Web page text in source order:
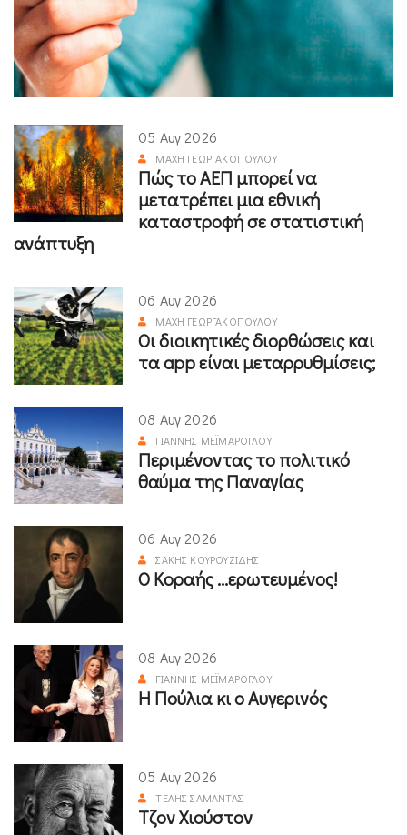
05 Αυγ 2026
ΜΆΧΗ ΓΕΩΡΓΑΚΟΠΟΎΛΟΥ
Πώς το ΑΕΠ μπορεί να
μετατρέπει μια εθνική
καταστροφή σε στατιστική
ανάπτυξη
06 Αυγ 2026
ΜΆΧΗ ΓΕΩΡΓΑΚΟΠΟΎΛΟΥ
Οι διοικητικές διορθώσεις και
τα app είναι μεταρρυθμίσεις;
08 Αυγ 2026
ΓΙΆΝΝΗΣ ΜΕΪΜΆΡΟΓΛΟΥ
Περιμένοντας το πολιτικό
θαύμα της Παναγίας
06 Αυγ 2026
ΣΆΚΗΣ ΚΟΥΡΟΥΖΊΔΗΣ
Ο Κοραής ...ερωτευμένος!
08 Αυγ 2026
ΓΙΆΝΝΗΣ ΜΕΪΜΆΡΟΓΛΟΥ
Η Πούλια κι ο Αυγερινός
05 Αυγ 2026
ΤΈΛΗΣ ΣΑΜΑΝΤΆΣ
Τζον Χιούστον